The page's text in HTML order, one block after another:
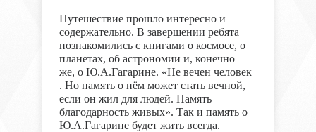
Путешествие прошло интересно и
содержательно. В завершении ребята
познакомились с книгами о космосе, о
планетах, об астрономии и, конечно –
же, о Ю.А.Гагарине. «Не вечен человек
. Но память о нём может стать вечной,
если он жил для людей. Память –
благодарность живых». Так и память о
Ю.А.Гагарине будет жить всегда.